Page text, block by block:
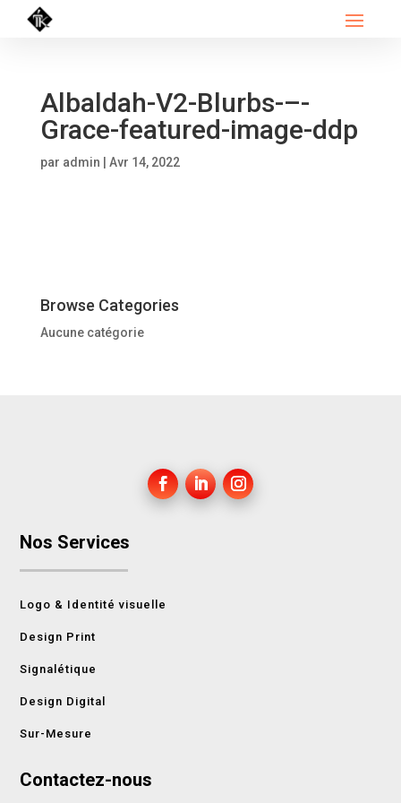
Albaldah-V2-Blurbs-–-
Grace-featured-image-ddp
par admin Avr 14, 2022
Browse Categories
Aucune catégorie
Nos Services
Logo & Identité visuelle
Design Print
Signalétique
Design Digital
Sur-Mesure
Contactez-nous